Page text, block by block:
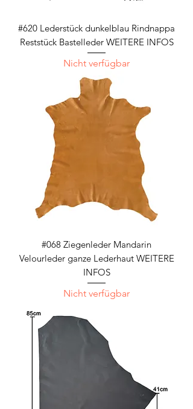
#620 Lederstück dunkelblau Rindnappa
Reststück Bastelleder WEITERE INFOS
Nicht verfügbar
#068 Ziegenleder Mandarin
Velourleder ganze Lederhaut WEITERE
INFOS
Nicht verfügbar